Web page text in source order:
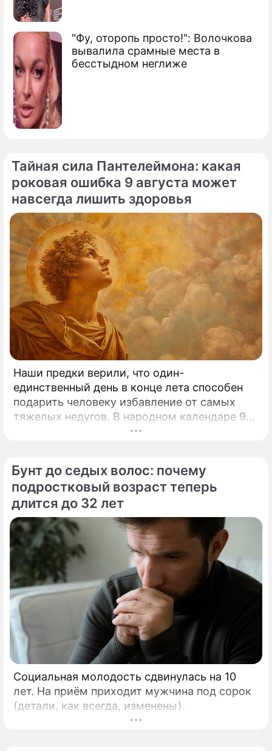
"Фу, оторопь просто!": Волочкова
вывалила срамные места в
бесстыдном неглиже
По теме
Продолжение: "Кровь из
ушей": Потерявшая голос
выскочка Бузова довела до
тошноты
"Она подставляет свою попу": экс-
участник "Дома-2" в шоке от
происходящего с Бузовой
"Худшая из худших": Абрикосов
потребовал выгнать Бузову с
телевидения
Ольга Игоревна Бузова
Тайная сила Пантелеймона: какая
роковая ошибка 9 августа может
навсегда лишить здоровья
Наши предки верили, что один-
единственный день в конце лета способен
подарить человеку избавление от самых
тяжелых недугов. В народном календаре 9
августа занимает особое, почти
Бунт до седых волос: почему
подростковый возраст теперь
длится до 32 лет
Социальная молодость сдвинулась на 10
лет. На приём приходит мужчина под сорок
(детали, как всегда, изменены).